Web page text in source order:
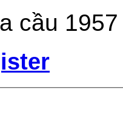
cầu